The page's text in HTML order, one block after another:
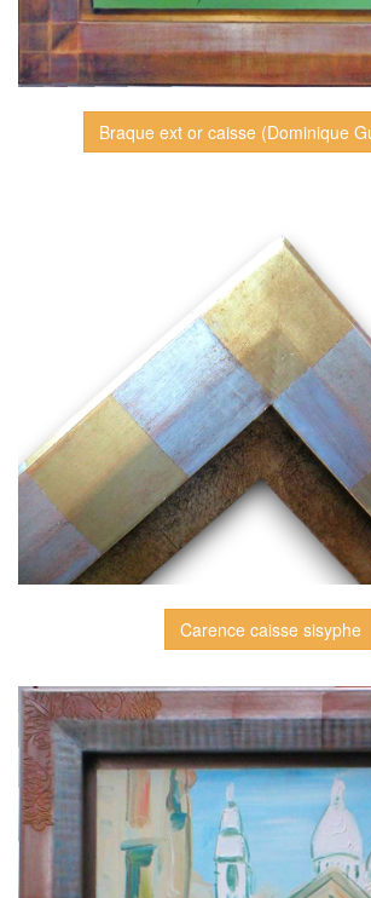
Braque ext or caisse (Dominique
Carence caisse sisyphe